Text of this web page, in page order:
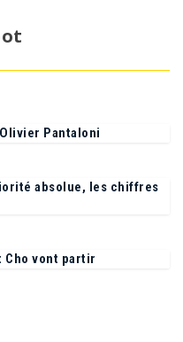
Pantaloni
absolue, les chiffres
Cho vont partir